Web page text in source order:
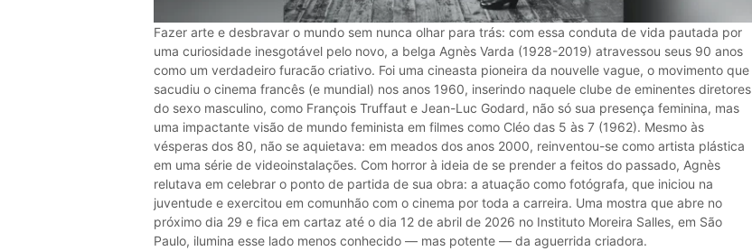
Fazer arte e desbravar o mundo sem nunca olhar para trás: com essa conduta de vida pautada por
uma curiosidade inesgotável pelo novo, a belga Agnès Varda (1928-2019) atravessou seus 90 anos
como um verdadeiro furacão criativo. Foi uma cineasta pioneira da nouvelle vague, o movimento que
sacudiu o cinema francês (e mundial) nos anos 1960, inserindo naquele clube de eminentes diretores
do sexo masculino, como François Truffaut e Jean-Luc Godard, não só sua presença feminina, mas
uma impactante visão de mundo feminista em filmes como Cléo das 5 às 7 (1962). Mesmo às
vésperas dos 80, não se aquietava: em meados dos anos 2000, reinventou-se como artista plástica
em uma série de videoinstalações. Com horror à ideia de se prender a feitos do passado, Agnès
relutava em celebrar o ponto de partida de sua obra: a atuação como fotógrafa, que iniciou na
juventude e exercitou em comunhão com o cinema por toda a carreira. Uma mostra que abre no
próximo dia 29 e fica em cartaz até o dia 12 de abril de 2026 no Instituto Moreira Salles, em São
Paulo, ilumina esse lado menos conhecido — mas potente — da aguerrida criadora.